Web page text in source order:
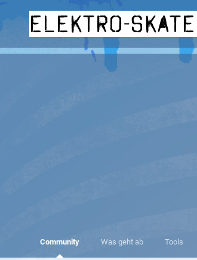
elektro-
Community Was geht ab Tools